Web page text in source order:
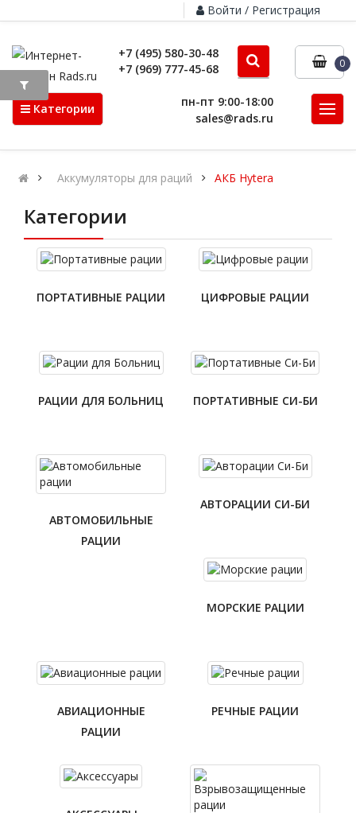
Войти / Регистрация
+7 (495) 580-30-48
+7 (969) 777-45-68
0
Категории
пн-пт 9:00-18:00
sales@rads.ru
Аккумуляторы для раций АКБ Hytera
Категории
ПОРТАТИВНЫЕ РАЦИИ ЦИФРОВЫЕ РАЦИИ
РАЦИИ ДЛЯ БОЛЬНИЦ ПОРТАТИВНЫЕ СИ-БИ
АВТОМОБИЛЬНЫЕ
РАЦИИ
АВТОРАЦИИ СИ-БИ
МОРСКИЕ РАЦИИ
АВИАЦИОННЫЕ
РАЦИИ
РЕЧНЫЕ РАЦИИ